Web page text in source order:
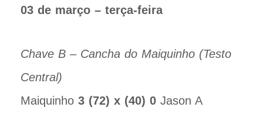
03 de março – terça-feira
Chave B – Cancha do Maiquinho (Testo
Central)
Maiquinho 3 (72) x (40) 0 Jason A